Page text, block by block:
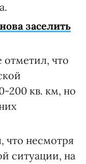
заселить
отметил, что
200 кв. км, но
что несмотря
ситуации, на